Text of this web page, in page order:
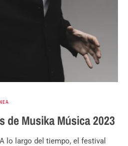
de Musika Música 2023
A lo largo del tiempo, el festival